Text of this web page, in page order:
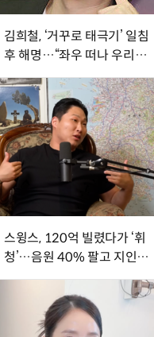
김희철, ‘거꾸로 태극기’ 일침
후 해명…“좌우 떠나 우리나
라 국기”[SD이슈]
스윙스, 120억 빌렸다가 ‘휘
청’…음원 40% 팔고 지인에
20억 빌려 [SD톡톡]